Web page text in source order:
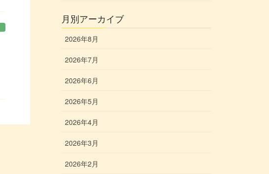
月別アーカイブ
2026年8月
2026年7月
2026年6月
2026年5月
2026年4月
2026年3月
2026年2月